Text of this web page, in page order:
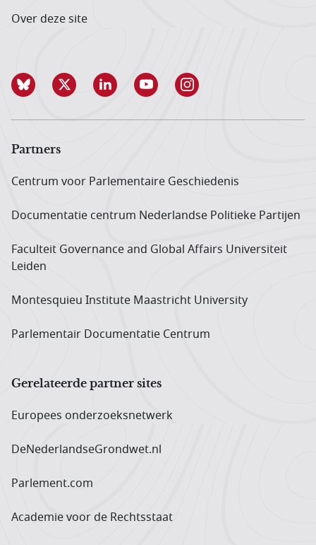
Over deze site
Partners
Centrum voor Parlementaire Geschiedenis
Documentatie centrum Neder­landse Politieke Partijen
Faculteit Governance and Global Affairs Universiteit
Leiden
Montesquieu Institute Maastricht University
Parlementair Documentatie Centrum
Gerelateerde partner sites
Europees onderzoeks­netwerk
DeNederlandseGrondwet.nl
Parlement.com
Academie voor de Rechtsstaat